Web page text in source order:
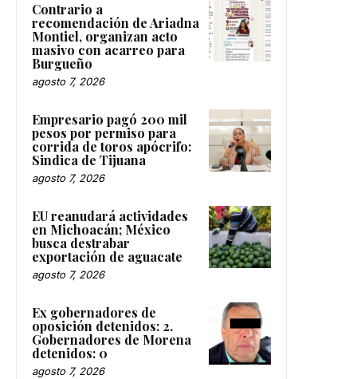
Contrario a
recomendación de Ariadna
Montiel, organizan acto
masivo con acarreo para
Burgueño
agosto 7, 2026
Empresario pagó 200 mil
pesos por permiso para
corrida de toros apócrifo:
Sindica de Tijuana
agosto 7, 2026
EU reanudará actividades
en Michoacán; México
busca destrabar
exportación de aguacate
agosto 7, 2026
Ex gobernadores de
oposición detenidos: 2.
Gobernadores de Morena
detenidos: 0
agosto 7, 2026